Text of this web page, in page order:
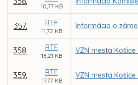
10,77 KB
357. RTF
11,72 KB
Informácia o
358. RTF
18,21 KB
VZN mesta
359. RTF
17,77 KB
VZN mesta